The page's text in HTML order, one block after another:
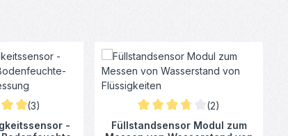
Bewertung von 5 von 5 Sternen
(3)
-
Durchschnittliche Bewertung
(2)
Füllstandsensor Modul zum